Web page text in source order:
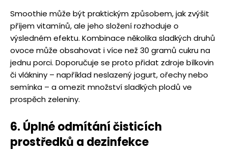
Smoothie může být praktickým způsobem, jak zvýšit
příjem vitamínů, ale jeho složení rozhoduje o
výsledném efektu. Kombinace několika sladkých druhů
ovoce může obsahovat i více než 30 gramů cukru na
jednu porci. Doporučuje se proto přidat zdroje bílkovin
či vlákniny – například neslazený jogurt, ořechy nebo
semínka – a omezit množství sladkých plodů ve
prospěch zeleniny.
6. Úplné odmítání čisticích
prostředků a dezinfekce